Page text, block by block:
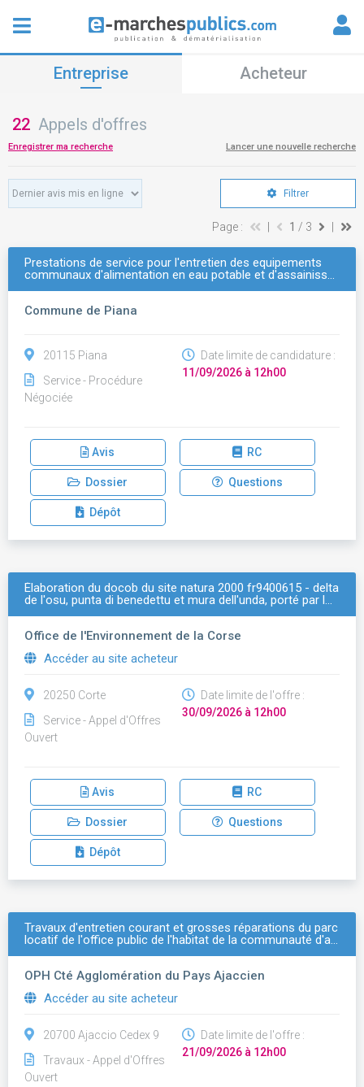
Entreprise Acheteur
22 Appels d'offres
Enregistrer ma recherche Lancer une nouvelle recherche
Filtrer
Page : 1 / 3
Prestations de service pour l'entretien des equipements
communaux d'alimentation en eau potable et d'assainiss…
Commune de Piana
20115 Piana
Service - Procédure
Négociée
Date limite de candidature :
11/09/2026 à 12h00
Avis RC
Dossier Questions
Dépôt
Élaboration du docob du site natura 2000 fr9400615 - delta
de l'osu, punta di benedettu et mura dell'unda, porté par l…
Office de l'Environnement de la Corse
Accéder au site acheteur
20250 Corte
Service - Appel d'Offres
Ouvert
Date limite de l'offre :
30/09/2026 à 12h00
Avis RC
Dossier Questions
Dépôt
Travaux d'entretien courant et grosses réparations du parc
locatif de l'office public de l'habitat de la communauté d'a…
OPH Cté Agglomération du Pays Ajaccien
Accéder au site acheteur
20700 Ajaccio Cedex 9
Travaux - Appel d'Offres
Ouvert
Date limite de l'offre :
21/09/2026 à 12h00